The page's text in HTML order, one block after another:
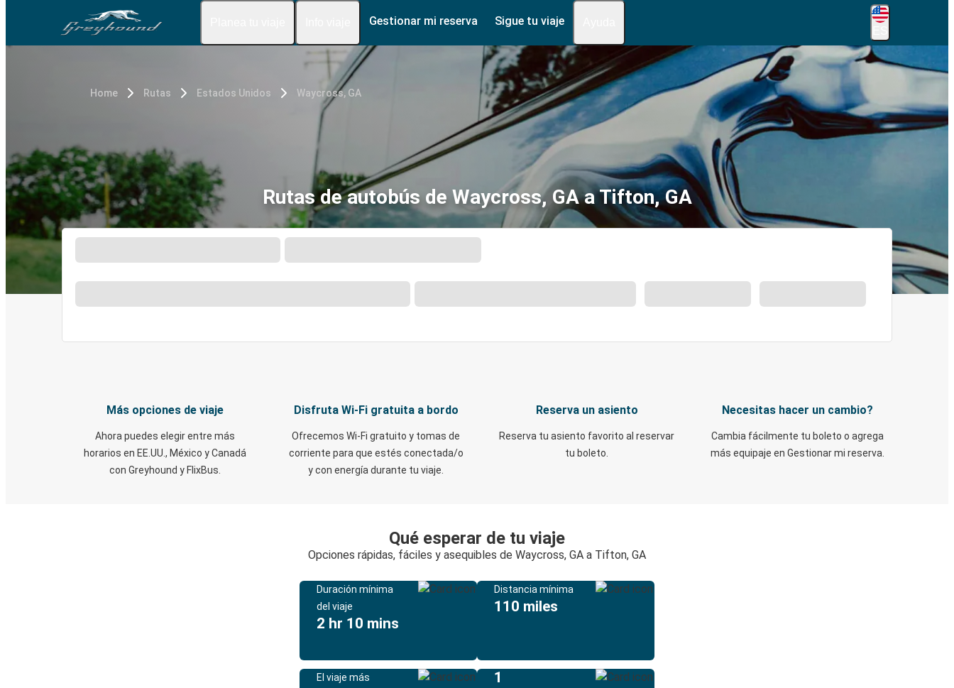
Gestionar mi reserva Sigue tu viaje
Home Rutas Estados Unidos Waycross, GA
Rutas de autobús de Waycross, GA a Tifton, GA
Más opciones de viaje
Ahora puedes elegir entre más
horarios en EE.UU., México y Canadá
con Greyhound y FlixBus.
Disfruta Wi-Fi gratuita a bordo
Ofrecemos Wi-Fi gratuito y tomas de
corriente para que estés conectada/o
y con energía durante tu viaje.
Reserva un asiento
Reserva tu asiento favorito al reservar
tu boleto.
Necesitas hacer un cambio?
Cambia fácilmente tu boleto o agrega
más equipaje en Gestionar mi reserva.
Qué esperar de tu viaje
Opciones rápidas, fáciles y asequibles de Waycross, GA a Tifton, GA
Duración mínima
del viaje
2 hr 10 mins
Distancia mínima
110 miles
El viaje más
1